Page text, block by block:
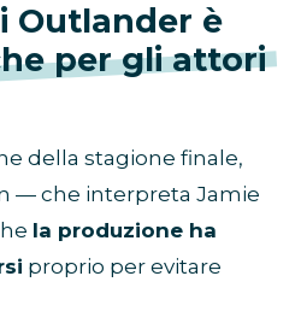
Outlander è
per gli attori
della stagione finale,
— che interpreta Jamie
la produzione ha
proprio per evitare